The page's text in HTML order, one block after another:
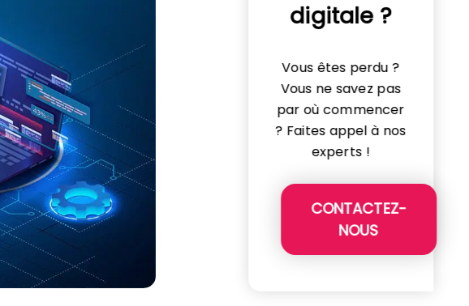
digitale ?
Vous êtes perdu ?
Vous ne savez pas
par où commencer
? Faites appel à nos
experts !
CONTACTEZ-
NOUS